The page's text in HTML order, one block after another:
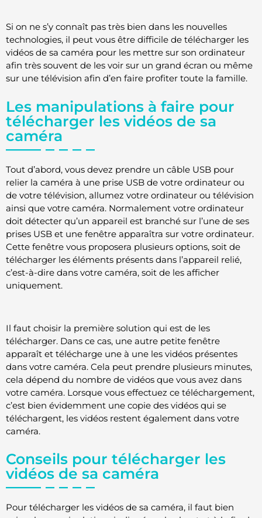
Si on ne s’y connaît pas très bien dans les nouvelles
technologies, il peut vous être difficile de télécharger les
vidéos de sa caméra pour les mettre sur son ordinateur
afin très souvent de les voir sur un grand écran ou même
sur une télévision afin d’en faire profiter toute la famille.
Les manipulations à faire pour
télécharger les vidéos de sa
caméra
Tout d’abord, vous devez prendre un câble USB pour
relier la caméra à une prise USB de votre ordinateur ou
de votre télévision, allumez votre ordinateur ou télévision
ainsi que votre caméra. Normalement votre ordinateur
doit détecter qu’un appareil est branché sur l’une de ses
prises USB et une fenêtre apparaîtra sur votre ordinateur.
Cette fenêtre vous proposera plusieurs options, soit de
télécharger les éléments présents dans l’appareil relié,
c’est-à-dire dans votre caméra, soit de les afficher
uniquement.
Il faut choisir la première solution qui est de les
télécharger. Dans ce cas, une autre petite fenêtre
apparaît et télécharge une à une les vidéos présentes
dans votre caméra. Cela peut prendre plusieurs minutes,
cela dépend du nombre de vidéos que vous avez dans
votre caméra. Lorsque vous effectuez ce téléchargement,
c’est bien évidemment une copie des vidéos qui se
téléchargent, les vidéos restent également dans votre
caméra.
Conseils pour télécharger les
vidéos de sa caméra
Pour télécharger les vidéos de sa caméra, il faut bien